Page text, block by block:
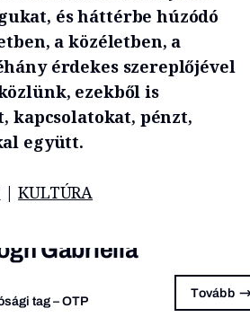
és háttérbe húzódó
a közéletben, a
érdekes szereplőjével
ezekből is
pénzt,
együtt.
|KULTÚRA
Gabriella
tag – OTP
Tovább